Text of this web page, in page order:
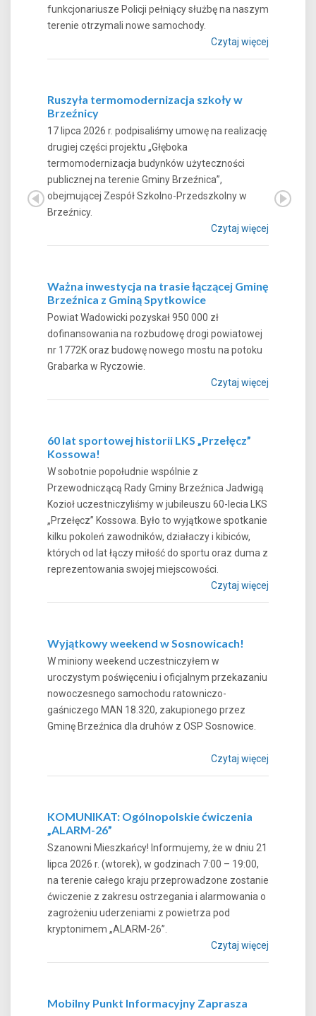
funkcjonariusze Policji pełniący służbę na naszym
terenie otrzymali nowe samochody.
Czytaj więcej
Ruszyła termomodernizacja szkoły w
Brzeźnicy
17 lipca 2026 r. podpisaliśmy umowę na realizację
drugiej części projektu „Głęboka
termomodernizacja budynków użyteczności
publicznej na terenie Gminy Brzeźnica”,
obejmującej Zespół Szkolno-Przedszkolny w
Brzeźnicy.
Czytaj więcej
Ważna inwestycja na trasie łączącej Gminę
Brzeźnica z Gminą Spytkowice
Powiat Wadowicki pozyskał 950 000 zł
dofinansowania na rozbudowę drogi powiatowej
nr 1772K oraz budowę nowego mostu na potoku
Grabarka w Ryczowie.
Czytaj więcej
60 lat sportowej historii LKS „Przełęcz”
Kossowa!
W sobotnie popołudnie wspólnie z
Przewodniczącą Rady Gminy Brzeźnica Jadwigą
Kozioł uczestniczyliśmy w jubileuszu 60-lecia LKS
„Przełęcz” Kossowa. Było to wyjątkowe spotkanie
kilku pokoleń zawodników, działaczy i kibiców,
których od lat łączy miłość do sportu oraz duma z
reprezentowania swojej miejscowości.
Czytaj więcej
Wyjątkowy weekend w Sosnowicach!
W miniony weekend uczestniczyłem w
uroczystym poświęceniu i oficjalnym przekazaniu
nowoczesnego samochodu ratowniczo-
gaśniczego MAN 18.320, zakupionego przez
Gminę Brzeźnica dla druhów z OSP Sosnowice.
Czytaj więcej
KOMUNIKAT: Ogólnopolskie ćwiczenia
„ALARM-26”
Szanowni Mieszkańcy! Informujemy, że w dniu 21
lipca 2026 r. (wtorek), w godzinach 7:00 – 19:00,
na terenie całego kraju przeprowadzone zostanie
ćwiczenie z zakresu ostrzegania i alarmowania o
zagrożeniu uderzeniami z powietrza pod
kryptonimem „ALARM-26”.
Czytaj więcej
Mobilny Punkt Informacyjny Zaprasza